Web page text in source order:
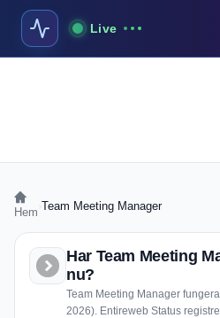
Live
Hem Team Meeting Manager
Har Team Meeting
nu?
Team Meeting Manager
2026). Entireweb Status